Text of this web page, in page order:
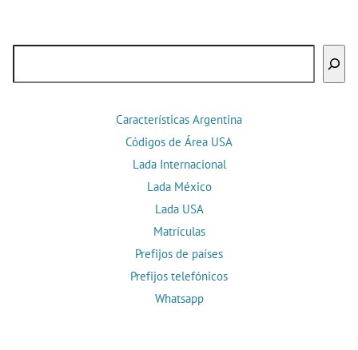
Características Argentina
Códigos de Área USA
Lada Internacional
Lada México
Lada USA
Matrículas
Prefijos de países
Prefijos telefónicos
Whatsapp